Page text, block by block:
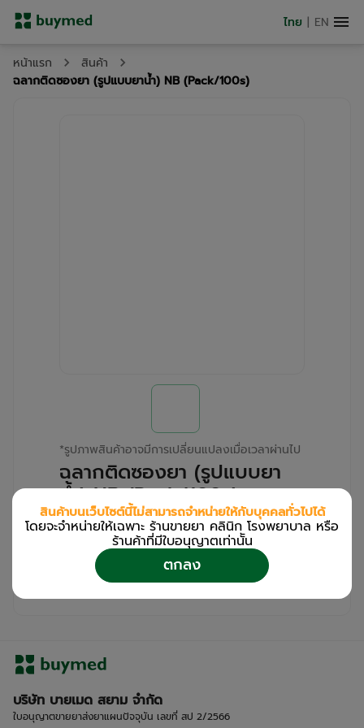
ไทย | EN
หน้าแรก
สินค้า
ฉลากติดซองยา (รูปแบบยาน้ำ) NB (Pack/100s)
*รูปภาพสินค้าอาจมีการเปลี่ยนแปลงเมื่อเวลาผ่านไป
ฉลากติดซองยา (รูปแบบยา
น้ำ) NB (Pack/100s)
สำหรับลูกค้าเฉพาะร้านขายยา คลินิก และโรง
เข้าสู่ระบบ
ลงทะเบียน
เพื่อดูรายละเอียดเพิ่มเติม
บริษัท บายเมด สยาม จำกัด
ใบอนุญาตขายยาส่งยาแผนปัจจุบัน เลขที่ สป 2/2566
สินค้าบนเว็บไซต์นี้ไม่สามารถจำหน่ายให้กับบุคคลทั่วไปได้
โดยจะจำหน่ายให้เฉพาะ ร้านขายยา คลินิก โรงพยาบาล หรือ
ร้านค้าที่มีใบอนุญาตเท่านััน
ตกลง